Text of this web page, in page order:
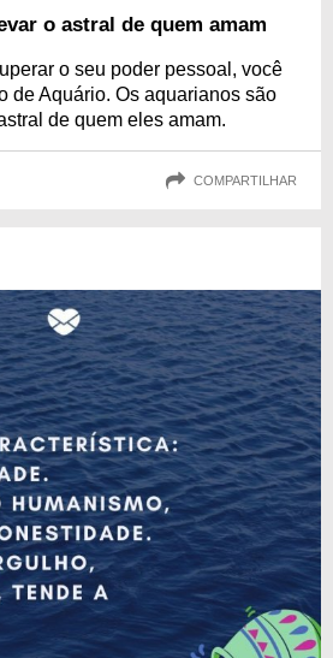
o astral de quem amam
o seu poder pessoal, você
de Aquário. Os aquarianos são
de quem eles amam.
COMPARTILHAR